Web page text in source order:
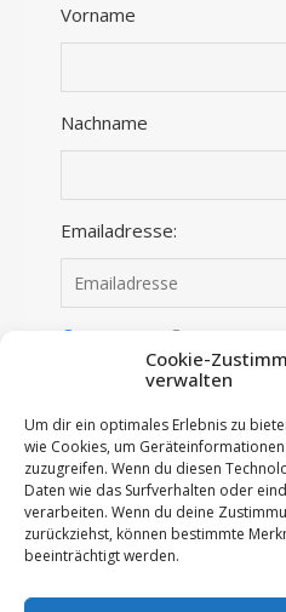
Cookie-
verwalten
Um dir ein optimales Erlebnis zu
wie Cookies, um
zuzugreifen. Wenn du diesen
Daten wie das Surfverhalten oder
verarbeiten. Wenn du deine
zurückziehst, können bestimmte
beeinträchtigt werden.
Vorname
Nachname
Emailadresse:
stimme dieser zu.